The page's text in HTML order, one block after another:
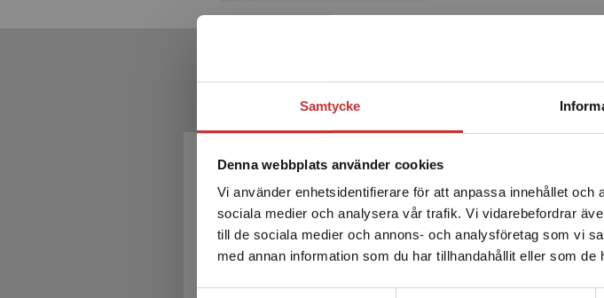
Samtycke
Denna webbplats använder cookies
Vi använder enhetsidentifierare för att anpassa innehållet
sociala medier och analysera vår trafik. Vi vidarebefordrar
till de sociala medier och annons- och analysföretag som vi
med annan information som du har tillhandahållit eller som
Begränsad
Det verkar som att du
enhet utanför Sverige. Vi
Sverige. För att kunna
leveransadressen vara i